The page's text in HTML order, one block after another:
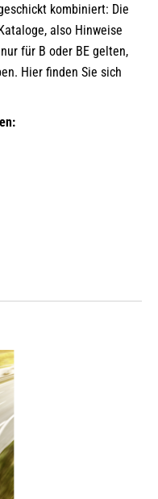
kombiniert: Die
also Hinweise
für B oder BE gelten,
Hier finden Sie sich